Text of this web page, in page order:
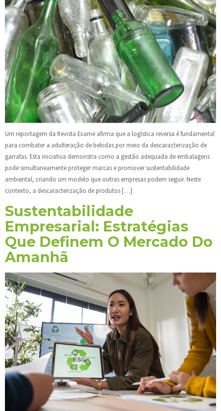
Um reportagem da Revista Exame afirma que a logística reversa é fundamental
para combater a adulteração de bebidas por meio da descaracterização de
garrafas. Esta iniciativa demonstra como a gestão adequada de embalagens
pode simultaneamente proteger marcas e promover sustentabilidade
ambiental, criando um modelo que outras empresas podem seguir. Neste
contexto, a descaracterização de produtos […]
Sustentabilidade
Empresarial: Estratégias
Que Definem O Mercado Do
Amanhã